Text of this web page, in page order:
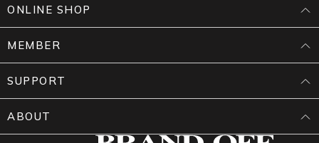
ONLINE SHOP
MEMBER
SUPPORT
ABOUT